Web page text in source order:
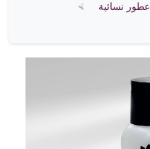
عطور نسائية